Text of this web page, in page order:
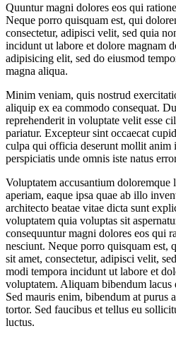
Quuntur magni dolores eos qui
Neque porro quisquam est, qui
consectetur, adipisci velit, sed quia
incidunt ut labore et dolore magnam
adipisicing elit, sed do eiusmod
magna aliqua.
Minim veniam, quis nostrud
aliquip ex ea commodo consequat.
reprehenderit in voluptate velit esse
pariatur. Excepteur sint occaecat
culpa qui officia deserunt mollit anim
perspiciatis unde omnis iste natus
Voluptatem accusantium doloremque
aperiam, eaque ipsa quae ab illo
architecto beatae vitae dicta sunt
voluptatem quia voluptas sit
consequuntur magni dolores eos qui
nesciunt. Neque porro quisquam est,
sit amet, consectetur, adipisci velit,
modi tempora incidunt ut labore et
voluptatem. Aliquam bibendum
Sed mauris enim, bibendum at purus
tortor. Sed faucibus et tellus eu
luctus.